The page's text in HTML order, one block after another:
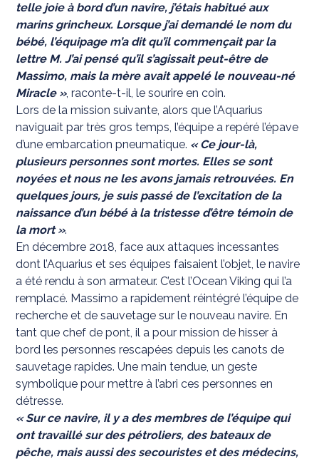
telle joie à bord d’un navire, j’étais habitué aux
marins grincheux. Lorsque j’ai demandé le nom du
bébé, l’équipage m’a dit qu’il commençait par la
lettre M. J’ai pensé qu’il s’agissait peut-être de
Massimo, mais la mère avait appelé le nouveau-né
Miracle », raconte-t-il, le sourire en coin.
Lors de la mission suivante, alors que l’Aquarius
naviguait par très gros temps, l’équipe a repéré l’épave
d’une embarcation pneumatique. « Ce jour-là,
plusieurs personnes sont mortes. Elles se sont
noyées et nous ne les avons jamais retrouvées. En
quelques jours, je suis passé de l’excitation de la
naissance d’un bébé à la tristesse d’être témoin de
la mort ».
En décembre 2018, face aux attaques incessantes
dont l’Aquarius et ses équipes faisaient l’objet, le navire
a été rendu à son armateur. C’est l’Ocean Viking qui l’a
remplacé. Massimo a rapidement réintégré l’équipe de
recherche et de sauvetage sur le nouveau navire. En
tant que chef de pont, il a pour mission de hisser à
bord les personnes rescapées depuis les canots de
sauvetage rapides. Une main tendue, un geste
symbolique pour mettre à l’abri ces personnes en
détresse.
« Sur ce navire, il y a des membres de l’équipe qui
ont travaillé sur des pétroliers, des bateaux de
pêche, mais aussi des secouristes et des médecins,